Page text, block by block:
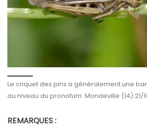
Le criquet des pins a généralement une
au niveau du pronotum. Mondeville (14) 21/
REMARQUES :